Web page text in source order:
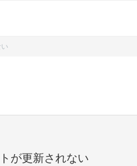
が更新されない